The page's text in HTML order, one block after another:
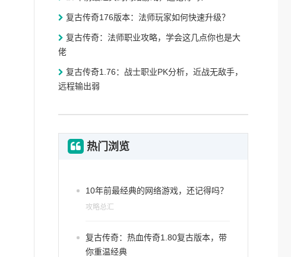
复古传奇176版本：法师玩家如何快速升级？
复古传奇：法师职业攻略，学会这几点你也是大
佬
复古传奇1.76：战士职业PK分析，近战无敌手，
远程输出弱
热门浏览
10年前最经典的网络游戏，还记得吗？
攻略总汇
复古传奇：热血传奇1.80复古版本，带
你重温经典